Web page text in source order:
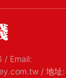
/ Email:
/ 地址